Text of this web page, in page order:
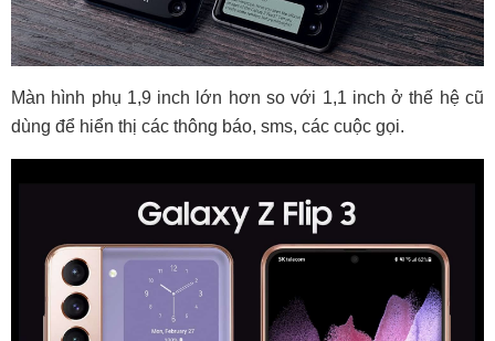
Màn hình phụ 1,9 inch lớn hơn so với 1,1 inch ở thế hệ cũ
dùng để hiển thị các thông báo, sms, các cuộc gọi.